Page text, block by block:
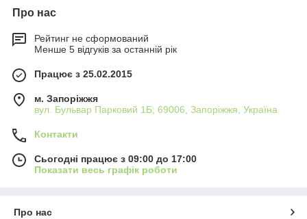
Про нас
Рейтинг не сформований
Менше 5 відгуків за останній рік
Працює з 25.02.2015
м. Запоріжжя
вул. Бульвар Парковий 1Б; 69006, Запоріжжя, Україна
Контакти
Сьогодні працює з 09:00 до 17:00
Показати весь графік роботи
Про нас